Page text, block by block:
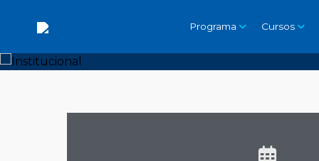
Programa Cursos